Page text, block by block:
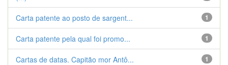
1
Carta patente ao posto de sargent...
1
Carta patente pela qual foi promo...
1
Cartas de datas. Capitão mor Antô...